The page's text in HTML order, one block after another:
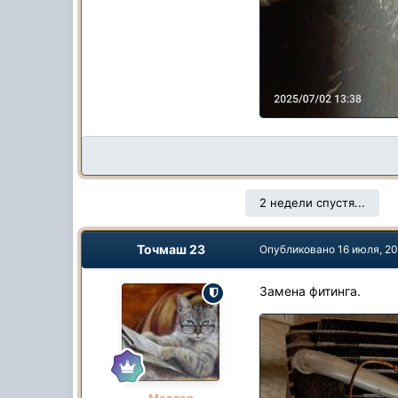
2 недели спустя...
Точмаш 23 Опубликовано16 июля,
Замена фитинга.